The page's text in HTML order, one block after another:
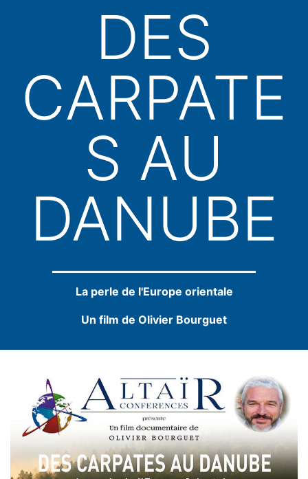
DES
CARPATE
S AU
DANUBE
La perle de l'Europe orientale
Un film de Olivier Bourguet